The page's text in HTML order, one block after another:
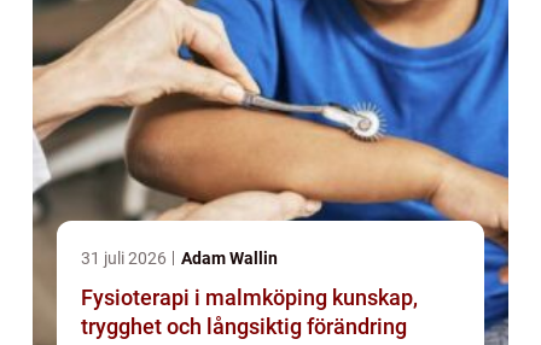
31 juli 2026 Adam Wallin
Fysioterapi i malmköping kunskap,
trygghet och långsiktig förändring